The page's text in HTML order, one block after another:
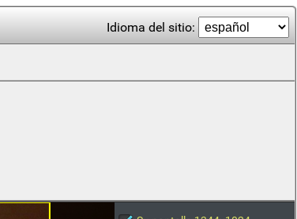
Idioma del sitio: